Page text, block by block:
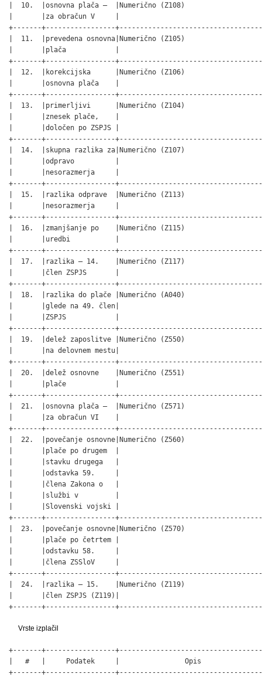
|  10.  |osnovna plača –  |Numerično (Z108)
|       |za obračun V     |
+-------+-----------------
|  11.  |prevedena osnovna|Numerično (Z105)
|       |plača            |
+-------+-----------------
|  12.  |korekcijska      |Numerično (Z106)
|       |osnovna plača    |
+-------+-----------------
|  13.  |primerljivi      |Numerično (Z104)
|       |znesek plače,    |
|       |določen po ZSPJS |
+-------+-----------------
|  14.  |skupna razlika za|Numerično (Z107)
|       |odpravo          |
|       |nesorazmerja     |
+-------+-----------------
|  15.  |razlika odprave  |Numerično (Z113)
|       |nesorazmerja     |
+-------+-----------------
|  16.  |zmanjšanje po    |Numerično (Z115)
|       |uredbi           |
+-------+-----------------
|  17.  |razlika – 14.    |Numerično (Z117)
|       |člen ZSPJS       |
+-------+-----------------
|  18.  |razlika do plače |Numerično (A040)
|       |glede na 49. člen|
|       |ZSPJS            |
+-------+-----------------
|  19.  |delež zaposlitve |Numerično (Z550)
|       |na delovnem mestu|
+-------+-----------------
|  20.  |delež osnovne    |Numerično (Z551)
|       |plače            |
+-------+-----------------
|  21.  |osnovna plača –  |Numerično (Z571)
|       |za obračun VI    |
+-------+-----------------
|  22.  |povečanje osnovne|Numerično (Z560)
|       |plače po drugem  |
|       |stavku drugega   |
|       |odstavka 59.     |
|       |člena Zakona o   |
|       |službi v         |
|       |Slovenski vojski |
+-------+-----------------
|  23.  |povečanje osnovne|Numerično (Z570)
|       |plače po četrtem |
|       |odstavku 58.     |
|       |člena ZSSloV     |
+-------+-----------------
|  24.  |razlika – 15.    |Numerično (Z119)
|       |člen ZSPJS (Z119)|
+-------+-----------------
Vrste izplačil
+-------+-----------------
|   #   |     Podatek     |                Opis
+-------+-----------------